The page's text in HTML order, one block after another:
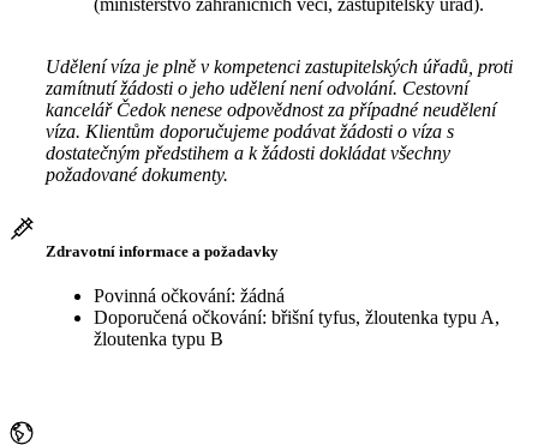
(ministerstvo zahraničních věcí, zastupitelský úřad).
Udělení víza je plně v kompetenci zastupitelských úřadů, proti
zamítnutí žádosti o jeho udělení není odvolání. Cestovní
kancelář Čedok nenese odpovědnost za případné neudělení
víza. Klientům doporučujeme podávat žádosti o víza s
dostatečným předstihem a k žádosti dokládat všechny
požadované dokumenty.
Zdravotní informace a požadavky
Povinná očkování: žádná
Doporučená očkování: břišní tyfus, žloutenka typu A,
žloutenka typu B